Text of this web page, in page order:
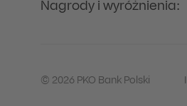
Nagrody i wyróżnienia:
© 2026 PKO Bank Polski